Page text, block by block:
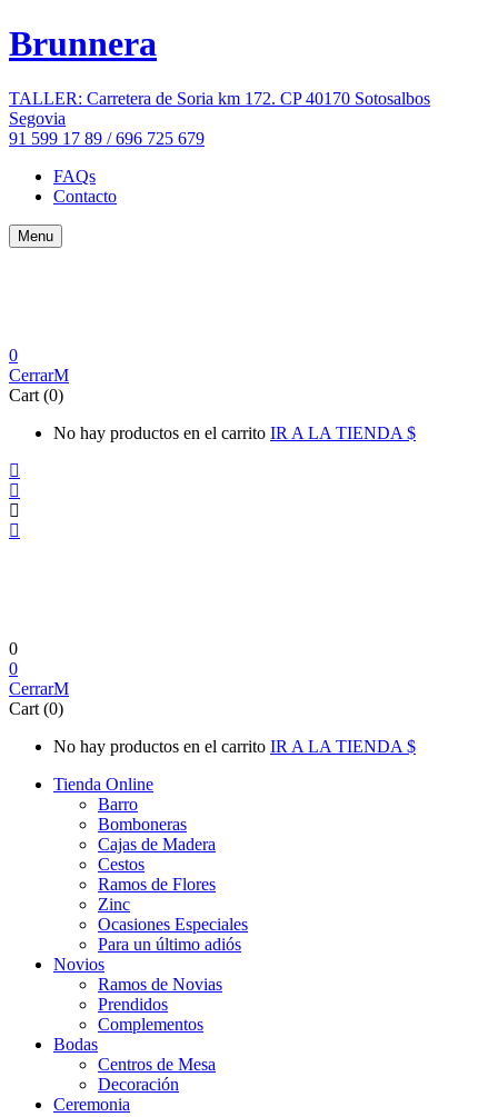
Brunnera
TALLER: Carretera de Soria km 172. CP 40170 Sotosalbos
Segovia
91 599 17 89 / 696 725 679
FAQs
Contacto
Menu
0
Cerrar
Cart (0)
No hay productos en el carrito IR A LA TIENDA
0
0
Cerrar
Cart (0)
No hay productos en el carrito IR A LA TIENDA
Tienda Online
Barro
Bomboneras
Cajas de Madera
Cestos
Ramos de Flores
Zinc
Ocasiones Especiales
Para un último adiós
Novios
Ramos de Novias
Prendidos
Complementos
Bodas
Centros de Mesa
Decoración
Ceremonia